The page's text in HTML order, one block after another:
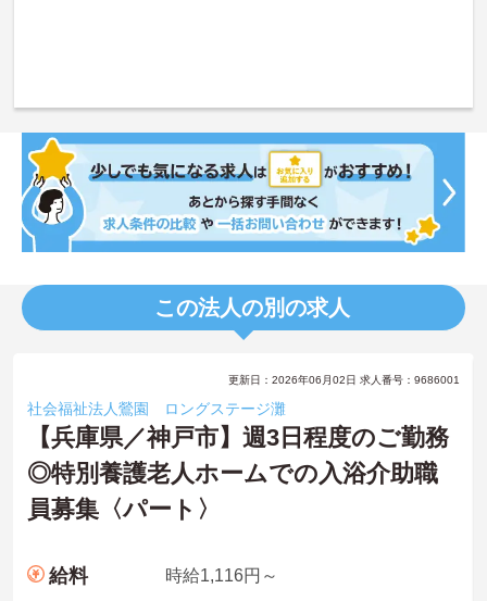
この法人の別の求人
更新日：2026年06月02日 求人番号：9686001
社会福祉法人鶯園 ロングステージ灘
【兵庫県／神戸市】週3日程度のご勤務
◎特別養護老人ホームでの入浴介助職
員募集〈パート〉
給料 時給1,116円～